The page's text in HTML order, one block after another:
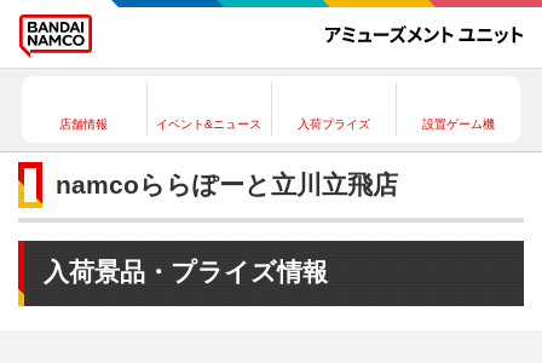
店舗情報 イベント&ニュース 入荷プライズ 設置ゲーム機
namcoららぽーと立川立飛店
入荷景品・プライズ情報